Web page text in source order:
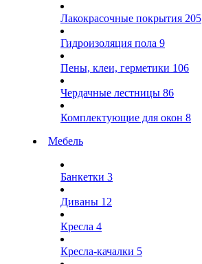
Лакокрасочные покрытия 205
Гидроизоляция пола 9
Пены, клеи, герметики 106
Чердачные лестницы 86
Комплектующие для окон 8
Мебель
Банкетки 3
Диваны 12
Кресла 4
Кресла-качалки 5